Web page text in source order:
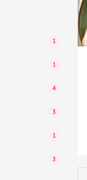
1
1
4
3
1
3